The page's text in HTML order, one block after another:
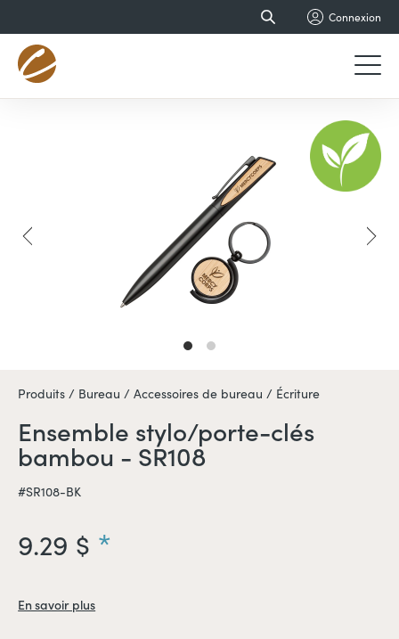
Connexion
Produits / Bureau / Accessoires de bureau / Écriture
Ensemble stylo/porte-clés
bambou - SR108
#SR108-BK
9.29 $
En savoir plus